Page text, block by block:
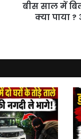
चोैंक
।
बीस साल में
क्या पाया